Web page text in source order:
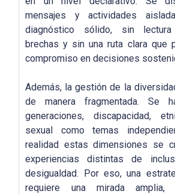
mensajes y actividades
diagnóstico sólido, sin
brechas y sin una ruta clara que
compromiso en decisiones
Además, la gestión de la
de manera fragmentada. Se
generaciones, discapacidad,
sexual como temas
realidad estas dimensiones se
experiencias distintas de
desigualdad. Por eso, una
requiere una mirada amplia,